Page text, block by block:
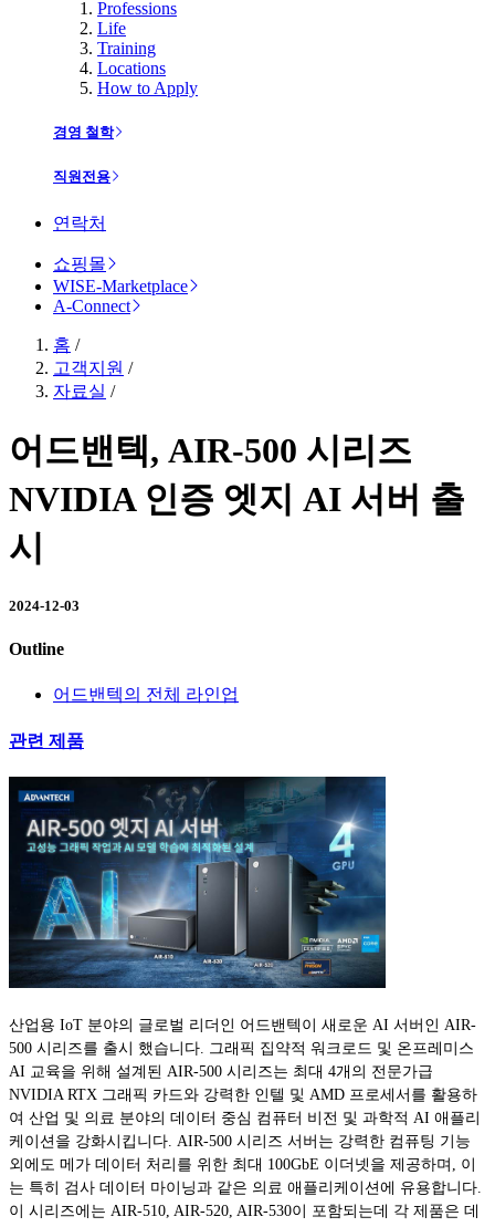
Professions
Life
Training
Locations
How to Apply
경영 철학
직원전용
연락처
쇼핑몰
WISE-Marketplace
A-Connect
홈 /
고객지원 /
자료실 /
어드밴텍, AIR-500 시리즈
NVIDIA 인증 엣지 AI 서버 출
시
2024-12-03
Outline
어드밴텍의 전체 라인업
관련 제품
산업용 IoT 분야의 글로벌 리더인 어드밴텍이 새로운 AI 서버인 AIR-
500 시리즈를 출시 했습니다. 그래픽 집약적 워크로드 및 온프레미스
AI 교육을 위해 설계된 AIR-500 시리즈는 최대 4개의 전문가급
NVIDIA RTX 그래픽 카드와 강력한 인텔 및 AMD 프로세서를 활용하
여 산업 및 의료 분야의 데이터 중심 컴퓨터 비전 및 과학적 AI 애플리
케이션을 강화시킵니다. AIR-500 시리즈 서버는 강력한 컴퓨팅 기능
외에도 메가 데이터 처리를 위한 최대 100GbE 이더넷을 제공하며, 이
는 특히 검사 데이터 마이닝과 같은 의료 애플리케이션에 유용합니다.
이 시리즈에는 AIR-510, AIR-520, AIR-530이 포함되는데 각 제품은 데